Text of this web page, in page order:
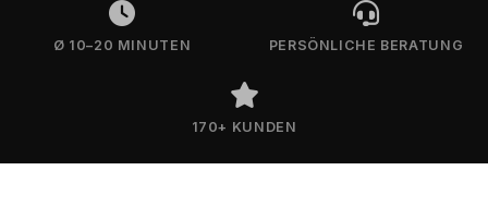
Ø 10–20 MINUTEN PERSÖNLICHE BERATUNG
170+ KUNDEN